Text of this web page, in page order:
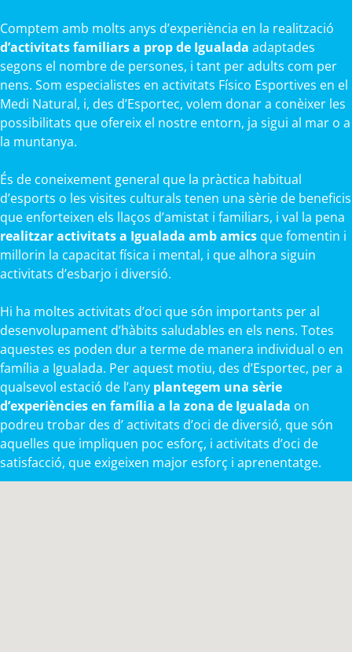
Comptem amb molts anys d’experiència en la realització
d’activitats familiars a prop de Igualada adaptades
segons el nombre de persones, i tant per adults com per
nens. Som especialistes en activitats Físico Esportives en el
Medi Natural, i, des d’Esportec, volem donar a conèixer les
possibilitats que ofereix el nostre entorn, ja sigui al mar o a
la muntanya.
És de coneixement general que la pràctica habitual
d’esports o les visites culturals tenen una sèrie de beneficis
que enforteixen els llaços d’amistat i familiars, i val la pena
realitzar activitats a Igualada amb amics que fomentin i
millorin la capacitat física i mental, i que alhora siguin
activitats d’esbarjo i diversió.
Hi ha moltes activitats d’oci que són importants per al
desenvolupament d’hàbits saludables en els nens. Totes
aquestes es poden dur a terme de manera individual o en
família a Igualada. Per aquest motiu, des d’Esportec, per a
qualsevol estació de l’any plantegem una sèrie
d’experiències en família a la zona de Igualada on
podreu trobar des d’ activitats d’oci de diversió, que són
aquelles que impliquen poc esforç, i activitats d’oci de
satisfacció, que exigeixen major esforç i aprenentatge.